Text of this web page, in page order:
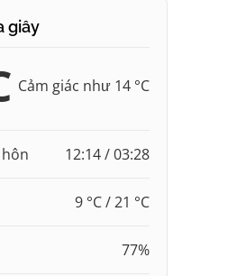
giây
Cảm giác như 14 °C
12:14 / 03:28
9 °C / 21 °C
77%